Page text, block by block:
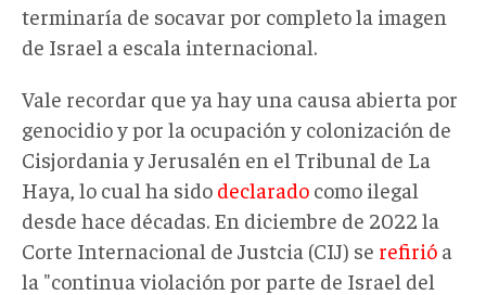
terminaría de socavar por completo la imagen
de Israel a escala internacional.
Vale recordar que ya hay una causa abierta por
genocidio y por la ocupación y colonización de
Cisjordania y Jerusalén en el Tribunal de La
Haya, lo cual ha sido declarado como ilegal
desde hace décadas. En diciembre de 2022 la
Corte Internacional de Justcia (CIJ) se refirió a
la "continua violación por parte de Israel del